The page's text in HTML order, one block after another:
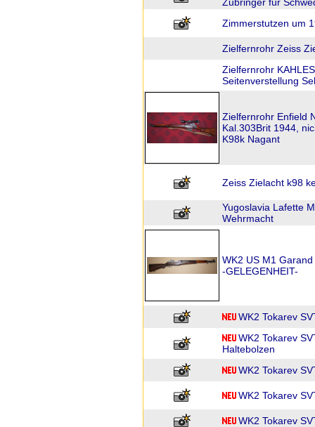
Zimmerstutzen um
Zielfernrohr Zeiss
Zielfernrohr
Seitenverstellung
Zielfernrohr Enfield
Kal.303Brit 1944,
K98k Nagant
Zeiss Zielacht k98
Yugoslavia Lafette
Wehrmacht
WK2 US M1
-GELEGENHEIT-
WK2 Tokarev
WK2 Tokarev
Haltebolzen
WK2 Tokarev
WK2 Tokarev
WK2 Tokarev